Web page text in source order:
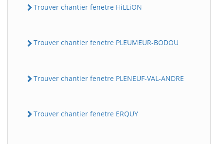
Trouver chantier fenetre HiLLiON
Trouver chantier fenetre PLEUMEUR-BODOU
Trouver chantier fenetre PLENEUF-VAL-ANDRE
Trouver chantier fenetre ERQUY